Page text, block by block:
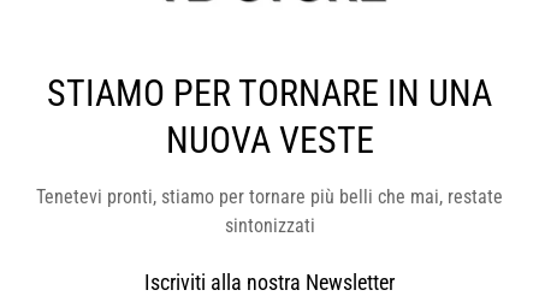
STIAMO PER TORNARE IN UNA
NUOVA VESTE
Tenetevi pronti, stiamo per tornare più belli che mai, restate
sintonizzati
Iscriviti alla nostra Newsletter